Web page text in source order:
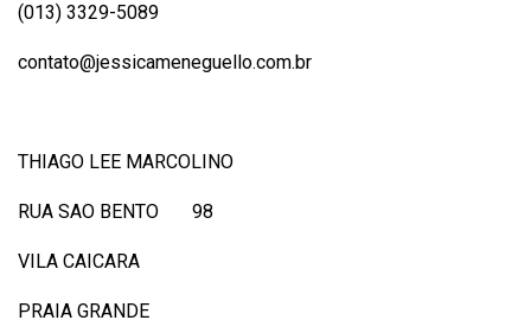
(013) 3329-5089
contato@jessicameneguello.com.br
THIAGO LEE MARCOLINO
RUA SAO BENTO 98
VILA CAICARA
PRAIA GRANDE